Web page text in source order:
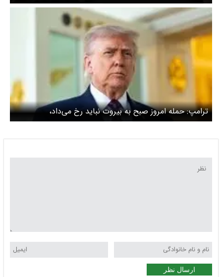
ترامپ: حمله امروز صبح به بیروت نباید رخ می‌داد،
ارسال نظر